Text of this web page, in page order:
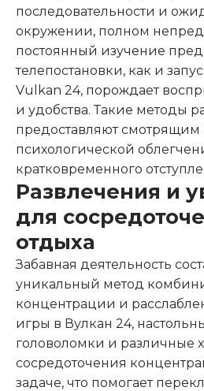
последовательности и
окружении, полном
постоянный изучение
телепостановки, как и
Vulkan 24, порождает
и удобства. Такие методы
предоставляют смотрящим
психологической
кратковременного
Развлечения и
для
отдыха
Забавная деятельность
уникальный метод
концентрации и
игры в Вулкан 24,
головоломки и различные
сосредоточения
задаче, что помогает